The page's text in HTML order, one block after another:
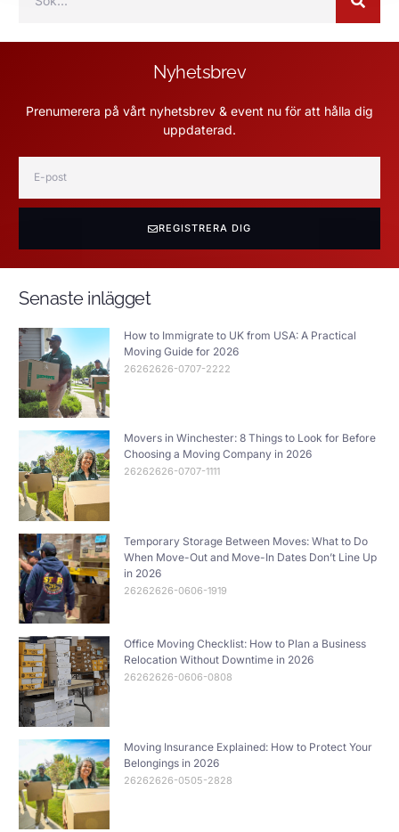
Nyhetsbrev
Prenumerera på vårt nyhetsbrev & event nu för att hålla dig
uppdaterad.
REGISTRERA DIG
Senaste inlägget
How to Immigrate to UK from USA: A Practical
Moving Guide for 2026
26262626-0707-2222
Movers in Winchester: 8 Things to Look for Before
Choosing a Moving Company in 2026
26262626-0707-1111
Temporary Storage Between Moves: What to Do
When Move-Out and Move-In Dates Don’t Line Up
in 2026
26262626-0606-1919
Office Moving Checklist: How to Plan a Business
Relocation Without Downtime in 2026
26262626-0606-0808
Moving Insurance Explained: How to Protect Your
Belongings in 2026
26262626-0505-2828